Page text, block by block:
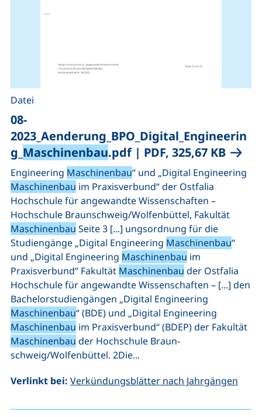
08-
2023_Aenderung_BPO_Digital_Engineerin
g_ Maschinenbau.pdf| PDF, 325,67 KB
Datei
Engineering Maschinenbau“ und „Digital Engineering
Maschinenbau im Praxisverbund“ der Ostfalia
Hochschule für angewandte Wissenschaften –
Hochschule Braunschweig/Wolfenbüttel, Fakultät
Maschinenbau Seite 3 [...] ungsordnung für die
Studiengänge „Digital Engineering Maschinenbau“
und „Digital Engineering Maschinenbau im
Praxisverbund“ Fakultät Maschinenbau der Ostfalia
Hochschule für angewandte Wissenschaften – [...] den
Bachelorstudiengängen „Digital Engineering
Maschinenbau“ (BDE) und „Digital Engineering
Maschinenbau im Praxisverbund“ (BDEP) der Fakultät
Maschinenbau der Hochschule Braun-
schweig/Wolfenbüttel. 2Die...
Verlinkt bei: Verkündungsblätter nach Jahrgängen